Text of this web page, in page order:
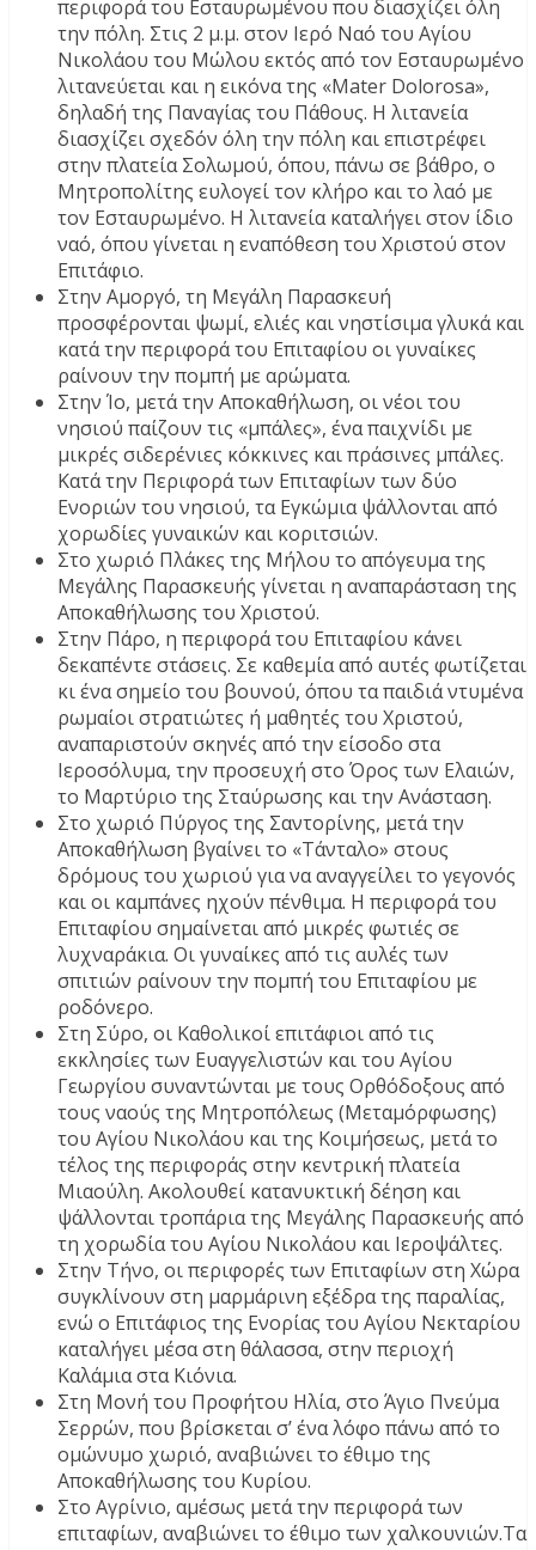
περιφορά του Εσταυρωμένου που διασχίζει όλη
την πόλη. Στις 2 μ.μ. στον Ιερό Ναό του Αγίου
Νικολάου του Μώλου εκτός από τον Εσταυρωμένο
λιτανεύεται και η εικόνα της «Mater Dolorosa»,
δηλαδή της Παναγίας του Πάθους. Η λιτανεία
διασχίζει σχεδόν όλη την πόλη και επιστρέφει
στην πλατεία Σολωμού, όπου, πάνω σε βάθρο, ο
Μητροπολίτης ευλογεί τον κλήρο και το λαό με
τον Εσταυρωμένο. Η λιτανεία καταλήγει στον ίδιο
ναό, όπου γίνεται η εναπόθεση του Χριστού στον
Επιτάφιο.
Στην Αμοργό, τη Μεγάλη Παρασκευή
προσφέρονται ψωμί, ελιές και νηστίσιμα γλυκά και
κατά την περιφορά του Επιταφίου οι γυναίκες
ραίνουν την πομπή με αρώματα.
Στην Ίο, μετά την Αποκαθήλωση, οι νέοι του
νησιού παίζουν τις «μπάλες», ένα παιχνίδι με
μικρές σιδερένιες κόκκινες και πράσινες μπάλες.
Κατά την Περιφορά των Επιταφίων των δύο
Ενοριών του νησιού, τα Εγκώμια ψάλλονται από
χορωδίες γυναικών και κοριτσιών.
Στο χωριό Πλάκες της Μήλου το απόγευμα της
Μεγάλης Παρασκευής γίνεται η αναπαράσταση της
Αποκαθήλωσης του Χριστού.
Στην Πάρο, η περιφορά του Επιταφίου κάνει
δεκαπέντε στάσεις. Σε καθεμία από αυτές φωτίζεται
κι ένα σημείο του βουνού, όπου τα παιδιά ντυμένα
ρωμαίοι στρατιώτες ή μαθητές του Χριστού,
αναπαριστούν σκηνές από την είσοδο στα
Ιεροσόλυμα, την προσευχή στο Όρος των Ελαιών,
το Μαρτύριο της Σταύρωσης και την Ανάσταση.
Στο χωριό Πύργος της Σαντορίνης, μετά την
Αποκαθήλωση βγαίνει το «Τάνταλο» στους
δρόμους του χωριού για να αναγγείλει το γεγονός
και οι καμπάνες ηχούν πένθιμα. Η περιφορά του
Επιταφίου σημαίνεται από μικρές φωτιές σε
λυχναράκια. Οι γυναίκες από τις αυλές των
σπιτιών ραίνουν την πομπή του Επιταφίου με
ροδόνερο.
Στη Σύρο, οι Καθολικοί επιτάφιοι από τις
εκκλησίες των Ευαγγελιστών και του Αγίου
Γεωργίου συναντώνται με τους Ορθόδοξους από
τους ναούς της Μητροπόλεως (Μεταμόρφωσης)
του Αγίου Νικολάου και της Κοιμήσεως, μετά το
τέλος της περιφοράς στην κεντρική πλατεία
Μιαούλη. Ακολουθεί κατανυκτική δέηση και
ψάλλονται τροπάρια της Μεγάλης Παρασκευής από
τη χορωδία του Αγίου Νικολάου και Ιεροψάλτες.
Στην Τήνο, οι περιφορές των Επιταφίων στη Χώρα
συγκλίνουν στη μαρμάρινη εξέδρα της παραλίας,
ενώ ο Επιτάφιος της Ενορίας του Αγίου Νεκταρίου
καταλήγει μέσα στη θάλασσα, στην περιοχή
Καλάμια στα Κιόνια.
Στη Μονή του Προφήτου Ηλία, στο Άγιο Πνεύμα
Σερρών, που βρίσκεται σ’ ένα λόφο πάνω από το
ομώνυμο χωριό, αναβιώνει το έθιμο της
Αποκαθήλωσης του Κυρίου.
Στο Αγρίνιο, αμέσως μετά την περιφορά των
επιταφίων, αναβιώνει το έθιμο των χαλκουνιών.Τα